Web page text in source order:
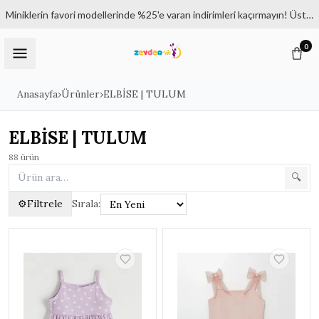
Miniklerin favori modellerinde %25'e varan indirimleri kaçırmayın! Üstelik 1500₺ ve üzeri siparişlerde kargo bedava.
0
Anasayfa›Ürünler›ELBİSE | TULUM
ELBİSE | TULUM
88 ürün
🔍
⚙Filtrele
Filtreler
Tüm Ürünler
KIZ ÇOCUK | 6 - 14 YAŞ
Sırala: